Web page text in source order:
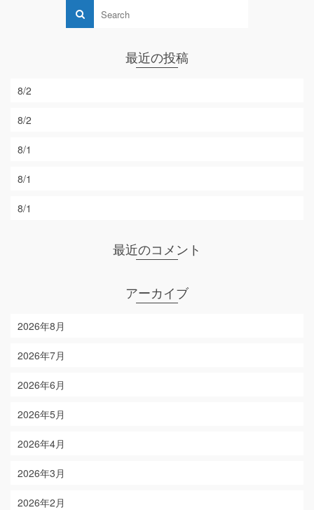
最近の投稿
8/2
8/2
8/1
8/1
8/1
最近のコメント
アーカイブ
2026年8月
2026年7月
2026年6月
2026年5月
2026年4月
2026年3月
2026年2月